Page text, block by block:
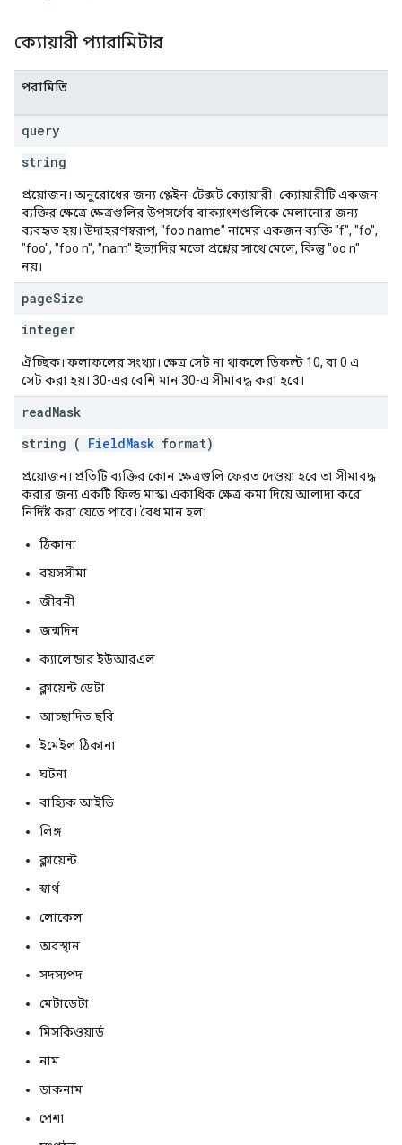
ক্যোয়ারী প্যারামিটার
পরামিতি
query
string
প্রয়োজন। অনুরোধের জন্য প্লেইন-টেক্সট ক্যোয়ারী। ক্যোয়ারীটি একজন
ব্যক্তির ক্ষেত্রে ক্ষেত্রগুলির উপসর্গের বাক্যাংশগুলিকে মেলানোর জন্য
ব্যবহৃত হয়। উদাহরণস্বরূপ, "foo name" নামের একজন ব্যক্তি "f", "fo",
"foo", "foo n", "nam" ইত্যাদির মতো প্রশ্নের সাথে মেলে, কিন্তু "oo n"
নয়।
pageSize
integer
ঐচ্ছিক। ফলাফলের সংখ্যা। ক্ষেত্র সেট না থাকলে ডিফল্ট 10, বা 0 এ
সেট করা হয়। 30-এর বেশি মান 30-এ সীমাবদ্ধ করা হবে।
readMask
string ( FieldMask format)
প্রয়োজন। প্রতিটি ব্যক্তির কোন ক্ষেত্রগুলি ফেরত দেওয়া হবে তা সীমাবদ্ধ
করার জন্য একটি ফিল্ড মাস্ক৷ একাধিক ক্ষেত্র কমা দিয়ে আলাদা করে
নির্দিষ্ট করা যেতে পারে। বৈধ মান হল:
ঠিকানা
বয়সসীমা
জীবনী
জন্মদিন
ক্যালেন্ডার ইউআরএল
ক্লায়েন্ট ডেটা
আচ্ছাদিত ছবি
ইমেইল ঠিকানা
ঘটনা
বাহ্যিক আইডি
লিঙ্গ
ক্লায়েন্ট
স্বার্থ
লোকেল
অবস্থান
সদস্যপদ
মেটাডেটা
মিসকিওয়ার্ড
নাম
ডাকনাম
পেশা